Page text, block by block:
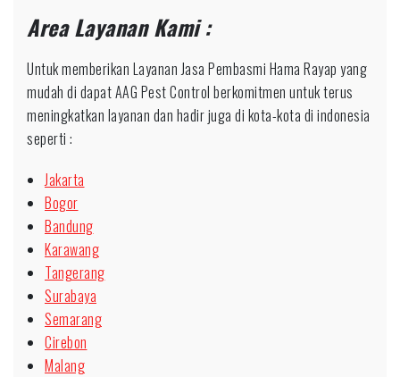
Area Layanan Kami :
Untuk memberikan Layanan Jasa Pembasmi Hama Rayap yang
mudah di dapat AAG Pest Control berkomitmen untuk terus
meningkatkan layanan dan hadir juga di kota-kota di indonesia
seperti :
Jakarta
Bogor
Bandung
Karawang
Tangerang
Surabaya
Semarang
Cirebon
Malang